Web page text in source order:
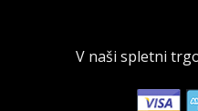
V naši spletni